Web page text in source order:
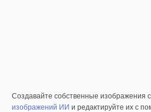
Создавайте собственные изображения
изображений ИИ и редактируйте их с